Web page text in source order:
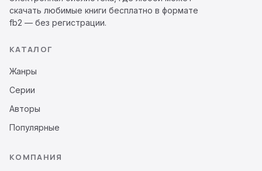
скачать любимые книги бесплатно в формате
fb2 — без регистрации.
КАТАЛОГ
Жанры
Серии
Авторы
Популярные
КОМПАНИЯ